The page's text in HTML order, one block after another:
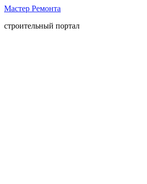
Мастер Ремонта
строительный портал